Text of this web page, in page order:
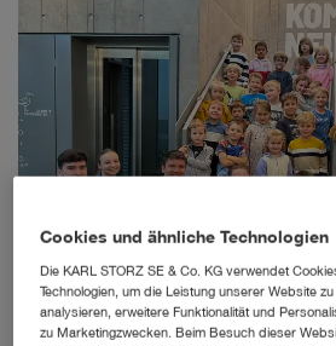
Cookies und ähnliche Technologien
Die KARL STORZ SE & Co. KG verwendet
Technologien, um die Leistung unserer Website
analysieren, erweitere Funktionalität und
zu Marketingzwecken. Beim Besuch dieser